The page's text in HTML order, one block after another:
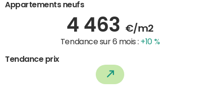
Appartements neufs
4 463 €/m2
Tendance sur 6 mois : +10 %
Tendance prix